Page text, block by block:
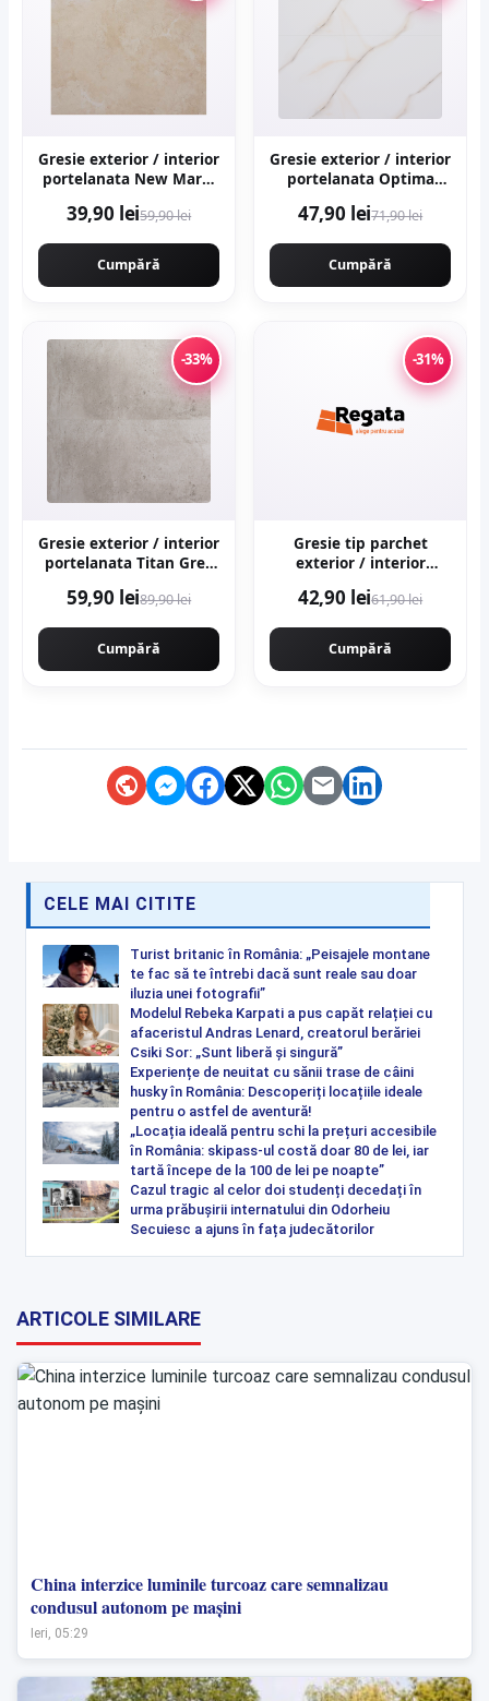
Gresie exterior / interior
portelanata New Marfil
lucioasa rectificata tip
39,90 lei59,90 lei
Cumpără
Gresie exterior / interior
portelanata Optima
lucioasa rectificata tip
47,90 lei71,90 lei
Cumpără
-33%
Gresie exterior / interior
portelanata Titan Grey
rectificata aspect
59,90 lei89,90 lei
Cumpără
-31%
Gresie tip parchet
exterior / interior
cm mata portelanata42,90 lei61,90 lei
Cumpără
CELE MAI CITITE
Turist britanic în România: „Peisajele montane
te fac să te întrebi dacă sunt reale sau doar
iluzia unei fotografii”
Modelul Rebeka Karpati a pus capăt relației cu
afaceristul Andras Lenard, creatorul berăriei
Csiki Sor: „Sunt liberă și singură”
Experiențe de neuitat cu sănii trase de câini
husky în România: Descoperiți locațiile ideale
pentru o astfel de aventură!
„Locația ideală pentru schi la prețuri accesibile
în România: skipass-ul costă doar 80 de lei, iar
tartă începe de la 100 de lei pe noapte”
Cazul tragic al celor doi studenți decedați în
urma prăbușirii internatului din Odorheiu
Secuiesc a ajuns în fața judecătorilor
ARTICOLE SIMILARE
China interzice luminile turcoaz care semnalizau
condusul autonom pe mașini
Ieri, 05:29